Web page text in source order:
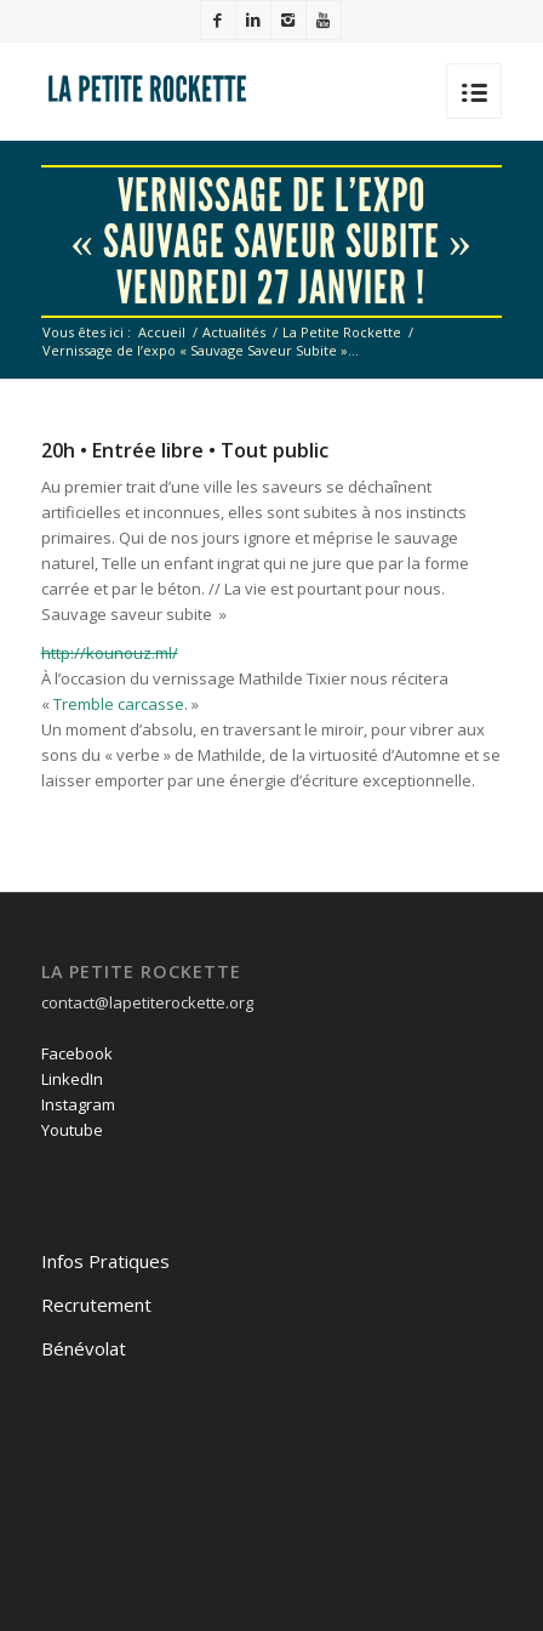
VERNISSAGE DE L’EXPO
« SAUVAGE SAVEUR SUBITE »
VENDREDI 27 JANVIER !
Vous êtes ici : Accueil / Actualités / La Petite Rockette /
Vernissage de l’expo « Sauvage Saveur Subite »...
20h • Entrée libre • Tout public
Au premier trait d’une ville les saveurs se déchaînent
artificielles et inconnues, elles sont subites à nos instincts
primaires. Qui de nos jours ignore et méprise le sauvage
naturel, Telle un enfant ingrat qui ne jure que par la forme
carrée et par le béton. // La vie est pourtant pour nous.
Sauvage saveur subite »
http://kounouz.ml/
À l’occasion du vernissage Mathilde Tixier nous récitera
«Tremble carcasse. »
Un moment d’absolu, en traversant le miroir, pour vibrer aux
sons du « verbe » de Mathilde, de la virtuosité d’Automne et se
laisser emporter par une énergie d’écriture exceptionnelle.
LA PETITE ROCKETTE
contact@lapetiterockette.org
Facebook
LinkedIn
Instagram
Youtube
Infos Pratiques
Recrutement
Bénévolat